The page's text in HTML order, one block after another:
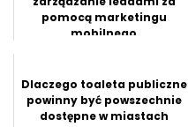
pomocą marketingu
mobilnego
Dlaczego toaleta publiczne
powinny być powszechnie
dostępne w miastach